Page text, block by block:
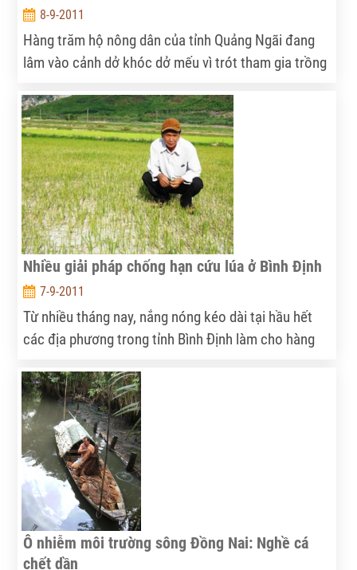
8-9-2011
Hàng trăm hộ nông dân của tỉnh Quảng Ngãi đang
lâm vào cảnh dở khóc dở mếu vì trót tham gia trồng
Nhiều giải pháp chống hạn cứu lúa ở Bình Định
7-9-2011
Từ nhiều tháng nay, nắng nóng kéo dài tại hầu hết
các địa phương trong tỉnh Bình Định làm cho hàng
trọng, hàng ngàn hộ dân thiếu nước sinh hoạt.
Trước tình hình này, UBND tỉnh đã chỉ đạo ngành
nông nghiệp phối hợp với các địa phương triển khai
quyết liệt các biện pháp chống hạn…
Ô nhiễm môi trường sông Đồng Nai: Nghề cá
chết dần